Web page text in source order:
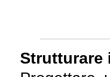
Strutturare